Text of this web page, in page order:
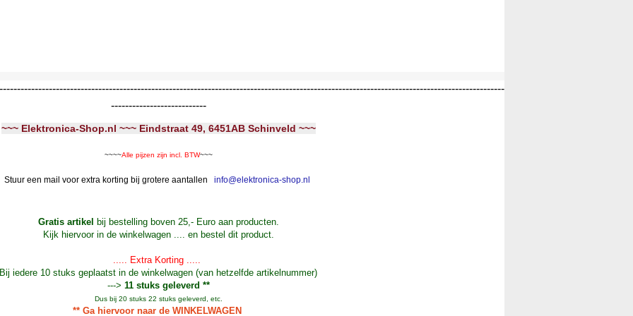
---------------------------
~~~ Elektronica-Shop.nl ~~~ Eindstraat 49, 6451AB Schinveld ~~~
~~~~Alle pijzen zijn incl. BTW~~~
Stuur een mail voor extra korting bij grotere aantallen info@elektronica-shop.nl
Gratis artikel
bij bestelling boven 25,- Euro aan producten.
Kijk hiervoor in de winkelwagen .... en bestel dit product.
..... Extra Korting .....
Bij iedere 10 stuks geplaatst in de winkelwagen (van hetzelfde artikelnummer)
---> 11 stuks geleverd **
Dus bij 20 stuks 22 stuks geleverd, etc.
** Ga hiervoor naar de WINKELWAGEN